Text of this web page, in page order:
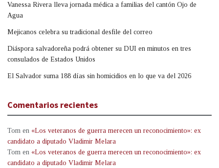
Vanessa Rivera lleva jornada médica a familias del cantón Ojo de
Agua
Mejicanos celebra su tradicional desfile del correo
Diáspora salvadoreña podrá obtener su DUI en minutos en tres
consulados de Estados Unidos
El Salvador suma 188 días sin homicidios en lo que va del 2026
Comentarios recientes
Tom en «Los veteranos de guerra merecen un reconocimiento»: ex
candidato a diputado Vladimir Melara
Tom en «Los veteranos de guerra merecen un reconocimiento»: ex
candidato a diputado Vladimir Melara